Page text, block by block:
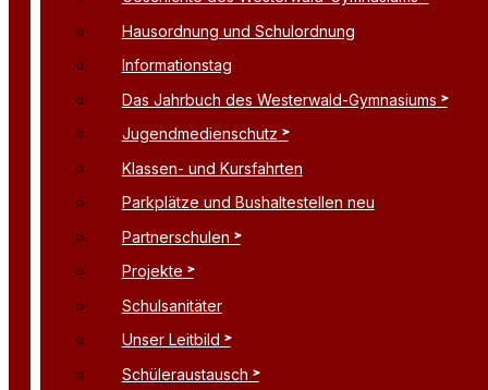
Hausordnung und Schulordnung
Informationstag
Das Jahrbuch des Westerwald-Gymnasiums
Jugendmedienschutz
Klassen- und Kursfahrten
Parkplätze und Bushaltestellen neu
Partnerschulen
Projekte
Schulsanitäter
Unser Leitbild
Schüleraustausch